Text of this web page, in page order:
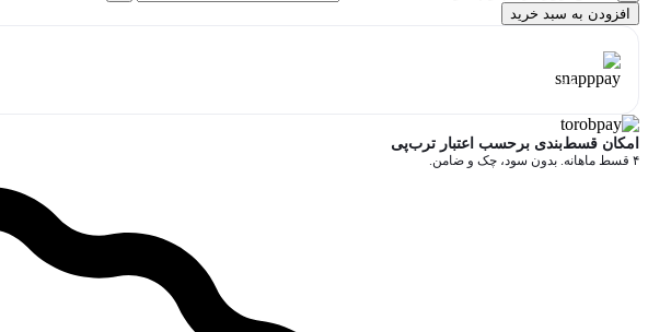
افزودن به سبد خرید
۴ قسط ماهانه. بدون سود، چک و ضامن.
امکان قسط‌بندی برحسب اعتبار ترب‌پی
۴ قسط ماهانه. بدون سود، چک و ضامن.